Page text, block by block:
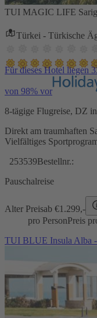
TUI MAGIC LIFE
Türkei - Türkische
Für dieses Hotel liegen
von 98% vor
8-tägige Flugreise, DZ
Direkt am traumhaften
Vielfältiges
253539Bestellnr.:
Pauschalreise
Alter Preisab €1.299,-
pro PersonPreis
TUI BLUE Insula Alba